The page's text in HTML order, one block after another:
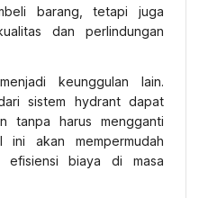
barang, tetapi juga
dan perlindungan
keunggulan lain.
sistem hydrant dapat
tanpa harus mengganti
ini akan mempermudah
efisiensi biaya di masa